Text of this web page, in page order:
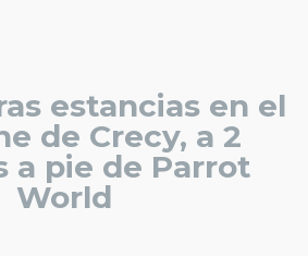
estancias en el
de Crecy, a 2
a pie de Parrot
World